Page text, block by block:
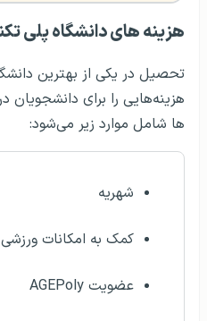
هزینه های دانشگاه پلی
تحصیل در یکی از بهترین
هزینه‌هایی را برای دانشجویان
ها شامل موارد زیر می‌شود:
شهریه
کمک به امکانات ورزشی
عضویت AGEPoly